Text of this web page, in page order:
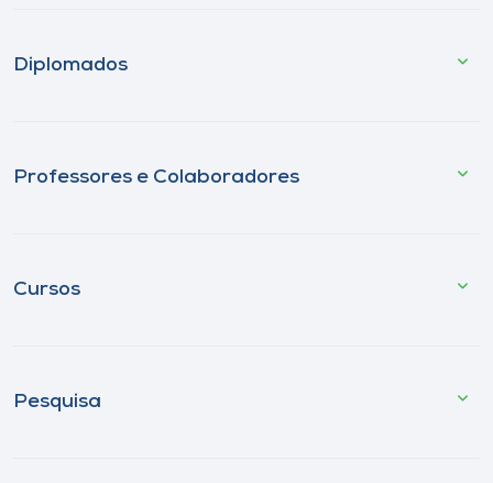
Diplomados
Professores e Colaboradores
Cursos
Pesquisa